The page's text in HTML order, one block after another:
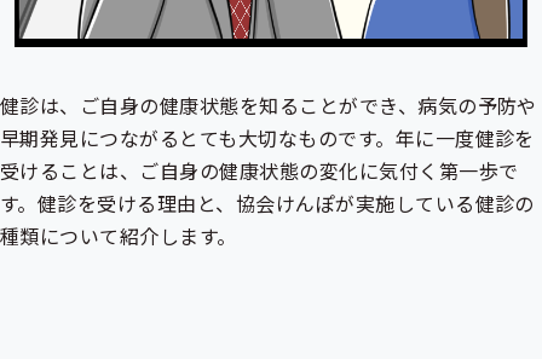
健診は、ご自身の健康状態を知ることができ、病気の予防や
早期発見につながるとても大切なものです。年に一度健診を
受けることは、ご自身の健康状態の変化に気付く第一歩で
す。健診を受ける理由と、協会けんぽが実施している健診の
種類について紹介します。